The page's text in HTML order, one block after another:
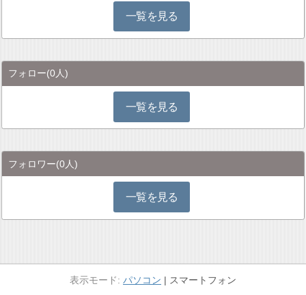
一覧を見る
フォロー(0人)
一覧を見る
フォロワー(0人)
一覧を見る
パソコン スマートフォン